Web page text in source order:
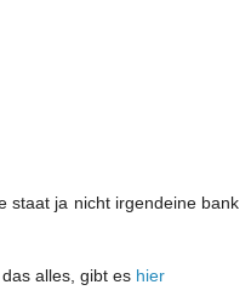
staat ja nicht irgendeine bank
alles, gibt es hier